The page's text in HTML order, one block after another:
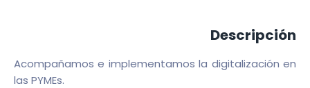
Descripción
Acompañamos e implementamos la digitalización en
las PYMEs.